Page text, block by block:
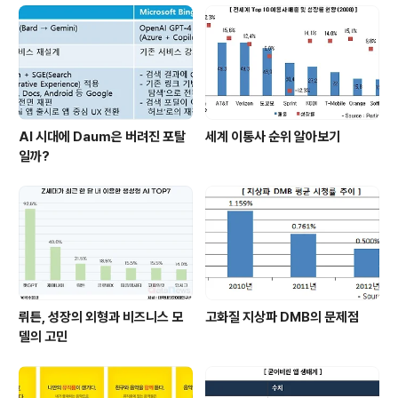
AI 시대에 Daum은 버려진 포탈
일까?
세계 이통사 순위 알아보기
뤼튼, 성장의 외형과 비즈니스 모
델의 고민
고화질 지상파 DMB의 문제점